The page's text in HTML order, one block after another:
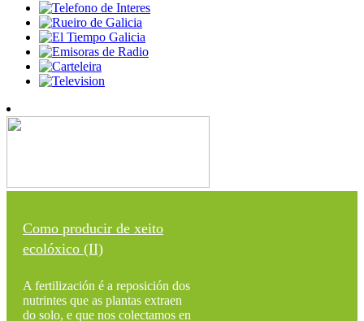
Como producir de xeito
ecolóxico (II)
A fertilización é a reposición dos
nutrintes que as plantas extraen
do solo, e que nos colectamos en